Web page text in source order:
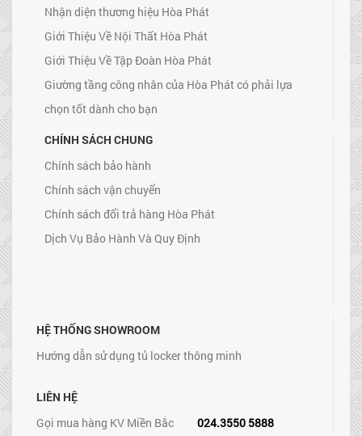
Nhận diện thương hiệu Hòa Phát
Giới Thiệu Về Nội Thất Hòa Phát
Giới Thiệu Về Tập Đoàn Hòa Phát
Giường tầng công nhân của Hòa Phát có phải lựa
chọn tốt dành cho bạn
CHÍNH SÁCH CHUNG
Chính sách bảo hành
Chính sách vận chuyển
Chính sách đổi trả hàng Hòa Phát
Dịch Vụ Bảo Hành Và Quy Định
HỆ THỐNG SHOWROOM
Hướng dẫn sử dụng tủ locker thông minh
LIÊN HỆ
Gọi mua hàng KV Miền Bắc
024.3550 5888